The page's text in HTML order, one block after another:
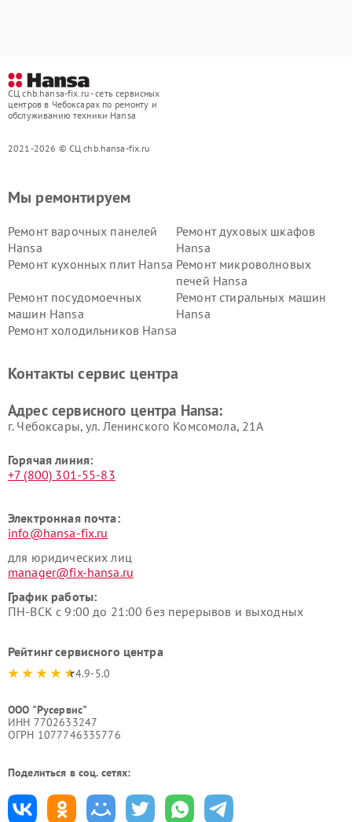
СЦ chb.hansa-fix.ru - сеть сервисных
центров в Чебоксарах по ремонту и
обслуживанию техники Hansa
2021-2026 © СЦ chb.hansa-fix.ru
Мы ремонтируем
Ремонт варочных панелей
Hansa
Ремонт духовых шкафов
Hansa
Ремонт кухонных плит Hansa Ремонт микроволновых
печей Hansa
Ремонт посудомоечных
машин Hansa
Ремонт стиральных машин
Hansa
Ремонт холодильников Hansa
Контакты сервис центра
Адрес сервисного центра Hansa:
г. Чебоксары, ул. Ленинского Комсомола, 21А
Горячая линия:
+7 (800) 301-55-83
Электронная почта:
info@hansa-fix.ru
для юридических лиц
manager@fix-hansa.ru
График работы:
ПН-ВСК с 9:00 до 21:00 без перерывов и выходных
Рейтинг сервисного центра
4.9-5.0
ООО "Русервис"
ИНН 7702633247
ОГРН 1077746335776
Поделиться в соц. сетях: